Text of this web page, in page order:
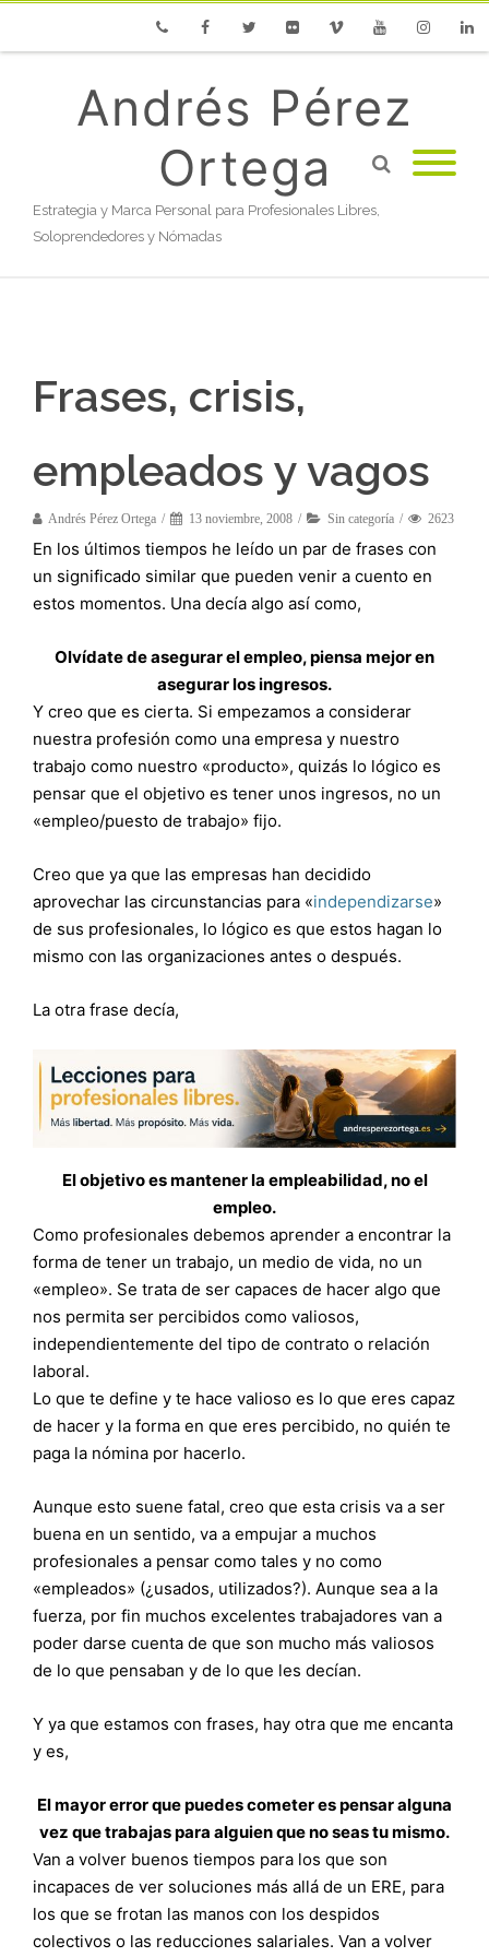
Andrés Pérez
Ortega
Estrategia y Marca Personal para Profesionales Libres,
Soloprendedores y Nómadas
Frases, crisis,
empleados y vagos
Andrés Pérez Ortega 13 noviembre, 2008 Sin categoría 2623
En los últimos tiempos he leído un par de frases con
un significado similar que pueden venir a cuento en
estos momentos. Una decía algo así como,
Olvídate de asegurar el empleo, piensa mejor en
asegurar los ingresos.
Y creo que es cierta. Si empezamos a considerar
nuestra profesión como una empresa y nuestro
trabajo como nuestro «producto», quizás lo lógico es
pensar que el objetivo es tener unos ingresos, no un
«empleo/puesto de trabajo» fijo.
Creo que ya que las empresas han decidido
aprovechar las circunstancias para «independizarse»
de sus profesionales, lo lógico es que estos hagan lo
mismo con las organizaciones antes o después.
La otra frase decía,
El objetivo es mantener la empleabilidad, no el
empleo.
Como profesionales debemos aprender a encontrar la
forma de tener un trabajo, un medio de vida, no un
«empleo». Se trata de ser capaces de hacer algo que
nos permita ser percibidos como valiosos,
independientemente del tipo de contrato o relación
laboral.
Lo que te define y te hace valioso es lo que eres capaz
de hacer y la forma en que eres percibido, no quién te
paga la nómina por hacerlo.
Aunque esto suene fatal, creo que esta crisis va a ser
buena en un sentido, va a empujar a muchos
profesionales a pensar como tales y no como
«empleados» (¿usados, utilizados?). Aunque sea a la
fuerza, por fin muchos excelentes trabajadores van a
poder darse cuenta de que son mucho más valiosos
de lo que pensaban y de lo que les decían.
Y ya que estamos con frases, hay otra que me encanta
y es,
El mayor error que puedes cometer es pensar alguna
vez que trabajas para alguien que no seas tu mismo.
Van a volver buenos tiempos para los que son
incapaces de ver soluciones más allá de un ERE, para
los que se frotan las manos con los despidos
colectivos o las reducciones salariales. Van a volver